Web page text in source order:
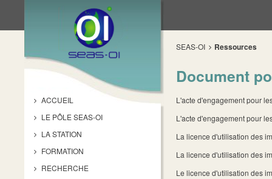
ACCUEIL
LE PÔLE SEAS-OI
LA STATION
FORMATION
RECHERCHE
SEAS-OI Ressources
Document
L'acte d'engagement pour
L'acte d'engagement pour
La licence d'utilisation des
La licence d'utilisation des
Le licence d'utilisation des